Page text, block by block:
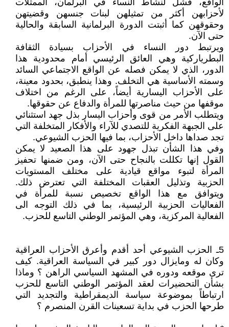
الواقع، فشل لنشاط النساء في البرلمان، الممثلات
لأحزابهن أكثر من تمثيلهن لبنات جنسهن وقضيتهن
وحقوقهن كما أثبتت الدورة البرلمانية السابقة والحالية
حتى الآن.
ويرتبط دور النساء في الأحزاب بسيادة الثقافة
البطرياركية وهي العائق الرئيسي أمام محدودية هذا
الدور، الذي لا يمكن فصله عن الواقع الاجتماعي السائد
وسمته الأساسية هي التخلف. وهذا ينطبق، بحدود معينة،
على الأحزاب اليسارية أيضاً، على الرغم من اختلاف
موقفها من حيث مناصرتها للمرأة والدفاع عن حقوقها.
ويتطلب الأمر من قوى وأحزاب اليسار بذل جهد استثنائي
على الجبهة الفكرية للتصدي للآراء والأفكار المتخلفة التي
تجد صداها داخل الأحزاب، بما فيها الحزب الشيوعي.
وفي هذا الشأن تبذل جهود على هذا الصعيد لا يمكن
القول إنها تكللت بالنجاح حتى الآن، ومن ضمنها تحفيز
المرأة لتبوء مواقع قيادية على مختلف المستويات
الحزبية وتذليل العقبات المختلفة التي تعترض ذلك.
ويتوافق مع هذا الواقع تخصيص نسبة للمرأة في
الفعاليات الحزبية الرئيسية، بما في ذلك التوجه الى
الفعالية المركزية، وهي المؤتمر الوطني التاسع للحزب.
5ـ الحزب الشيوعي أحد أقدم وأعرق الأحزاب العراقية
وكان له ومايزال دور كبير في السياسة العراقية. كيف
ترى موقعه ودوره في المشهد السياسي الراهن ؟ وماذا
بشأن التحضيرات لعقد المؤتمر الوطني التاسع للحزب
ارتباطاً بموضوعة سياسة الديمقراطية والتجديد التي
طرحها الحزب في بداية تسعينات القرن المنصرم ؟